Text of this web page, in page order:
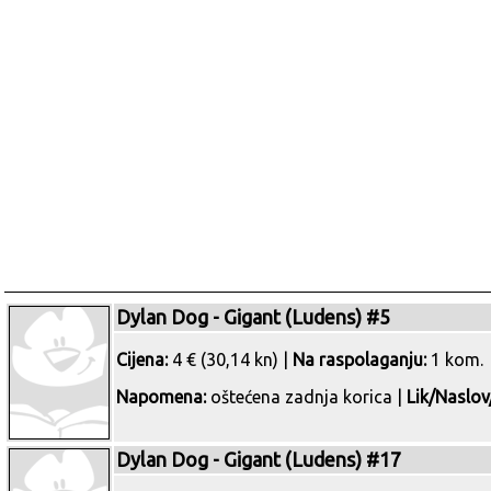
Dylan Dog - Gigant (Ludens) #5
Cijena:4 € (30,14 kn) | Na raspolaganju:1 kom.
Napomena:oštećena zadnja korica | Lik/
Dylan Dog - Gigant (Ludens) #17